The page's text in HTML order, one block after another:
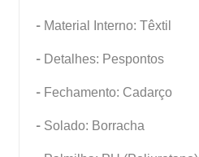
- Material Interno: Têxtil
- Detalhes: Pespontos
- Fechamento: Cadarço
- Solado: Borracha